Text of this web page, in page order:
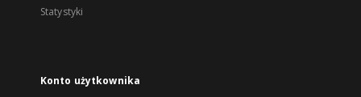
Statystyki
Konto użytkownika